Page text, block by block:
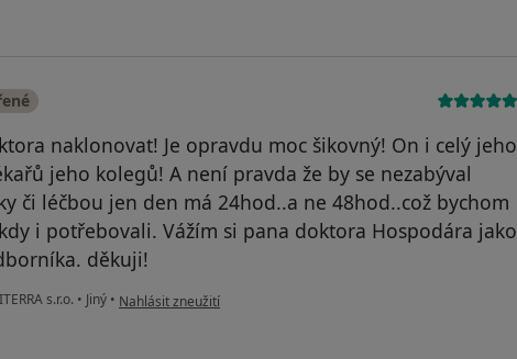
naklonovat! Je opravdu moc šikovný! On i celý jeho
jeho kolegů! A není pravda že by se nezabýval
či léčbou jen den má 24hod..a ne 48hod..což bychom
i potřebovali. Vážím si pana doktora Hospodára jako
děkuji!
s.r.o. • Jiný • podle názoru uživatele M.
Nahlásit zneužití